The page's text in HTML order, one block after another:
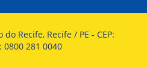
Recife, Recife / PE - CEP:
0800 281 0040